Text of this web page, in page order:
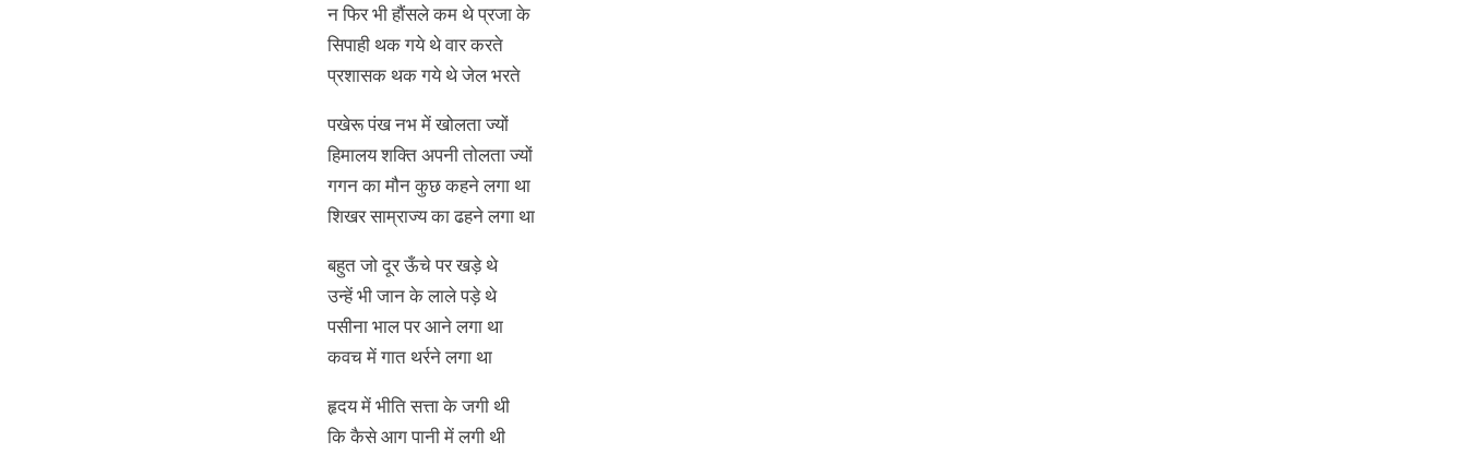
न फिर भी हौंसले कम थे प्रजा के
सिपाही थक गये थे वार करते
प्रशासक थक गये थे जेल भरते
पखेरू पंख नभ में खोलता ज्यों
हिमालय शक्ति अपनी तोलता ज्यों
गगन का मौन कुछ कहने लगा था
शिखर साम्राज्य का ढहने लगा था
बहुत जो दूर ऊँचे पर खड़े थे
उन्हें भी जान के लाले पड़े थे
पसीना भाल पर आने लगा था
कवच में गात थर्रने लगा था
हृदय में भीति सत्ता के जगी थी
कि कैसे आग पानी में लगी थी